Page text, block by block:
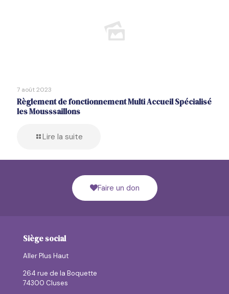
7 août 2023
Règlement de fonctionnement Multi Accueil Spécialisé
les Mousssaillons
Lire la suite
Faire un don
Siège social
Aller Plus Haut
264 rue de la Boquette
74300 Cluses